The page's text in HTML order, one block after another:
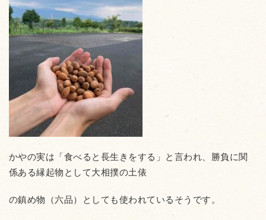
かやの実は「食べると長生きをする」と言われ、勝負に関
係ある縁起物として大相撲の土俵
の鎮め物（六品）としても使われているそうです。